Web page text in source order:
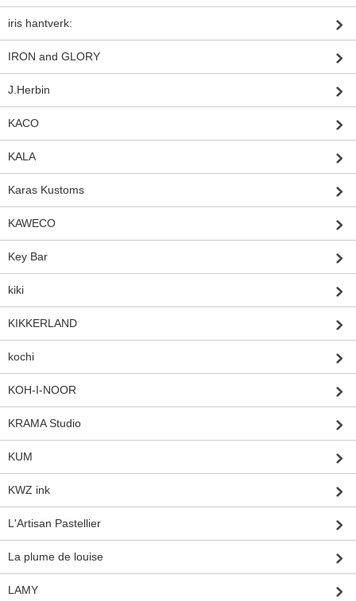
iris hantverk:
IRON and GLORY
J.Herbin
KACO
KALA
Karas Kustoms
KAWECO
Key Bar
kiki
KIKKERLAND
kochi
KOH-I-NOOR
KRAMA Studio
KUM
KWZ ink
L'Artisan Pastellier
La plume de louise
LAMY